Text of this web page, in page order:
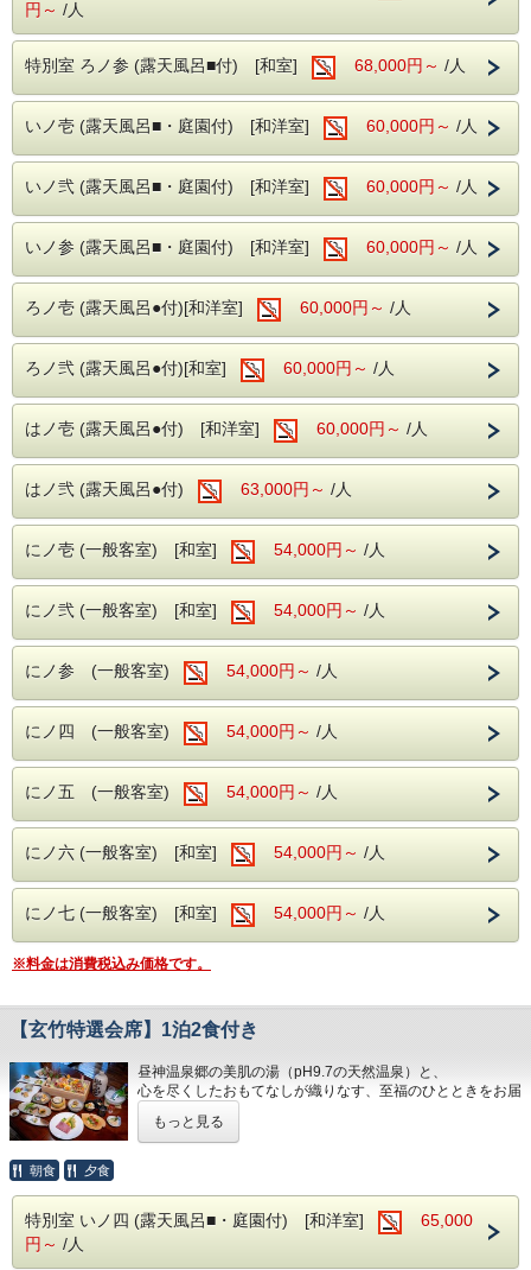
※仕入れ状況により、お料理内容が一部変更となる場合がご
ざいます。あらかじめご了承ください。
ご宿泊では、昼神温泉郷の天然温泉「美肌の湯」（pH9.7）
もお楽しみいただけます。
客室「い棟・ろ棟・は棟」には専用露天風呂を備え、ゆった
りとした時間をお過ごしいただけます。「に棟」はシャワ
ー・バス付の一般客室となり、大浴場にて昼神温泉をご満喫
いただけます。
ご夕食・ご朝食ともにお食事処でご用意いたします。
食事・布団不要の乳児のお子様につきましては、施設使用料
として0歳2,200円を別途頂戴いたします。
【食材アレルギーについて】
ご宿泊当日のお申し出には対応いたしかねますので、ご予約
時に必ずお申し出ください。
※最終チェックインは18:00です。
～ 阿智の渓流に佇む昔懐かしい郷愁の宿 ～
～ こころに思い描くふるさとの情景 ～
～ 古宿で過ごす懐かしく温もりある時間 ～
■玄竹の湯
・ナトリウムイオンを含み、しっとりとした湯上がり
■玄竹での滞在を満喫
・ロビー併設のナイトバーでは、お酒・珈琲・ソフトドリン
ク・アイスクリームを無料でお楽しみいただけます。（セル
フサービス／19:00～24:00）
秋にしか出会えない松茸の香りと、昼神温泉の美肌の湯。季
節の贅沢をぜひ玄竹でお楽しみください。
円～ /人
特別室 ろノ参 (露天風呂■付) [和室] 68,000円～ /人
いノ壱 (露天風呂■・庭園付) [和洋室] 60,000円～ /人
いノ弐 (露天風呂■・庭園付) [和洋室] 60,000円～ /人
いノ参 (露天風呂■・庭園付) [和洋室] 60,000円～ /人
ろノ壱 (露天風呂●付)[和洋室] 60,000円～ /人
ろノ弐 (露天風呂●付)[和室] 60,000円～ /人
はノ壱 (露天風呂●付) [和洋室] 60,000円～ /人
はノ弐 (露天風呂●付) 63,000円～ /人
にノ壱 (一般客室) [和室] 54,000円～ /人
にノ弐 (一般客室) [和室] 54,000円～ /人
にノ参 (一般客室) 54,000円～ /人
にノ四 (一般客室) 54,000円～ /人
にノ五 (一般客室) 54,000円～ /人
にノ六 (一般客室) [和室] 54,000円～ /人
にノ七 (一般客室) [和室] 54,000円～ /人
※料金は消費税込み価格です。
【玄竹特選会席】1泊2食付き
昼神温泉郷の美肌の湯（pH9.7の天然温泉）と、
心を尽くしたおもてなしが織りなす、至福のひとときをお届
本プランでお召し上がりいただくのは、選び抜かれた旬の食
当館総料理長「河田信也」が一品一品に真心を込め、
食材の声に耳を傾けながら丁寧に仕上げた渾身の会席です。
もっと見る
朝食 夕食
特別室 いノ四 (露天風呂■・庭園付) [和洋室]
65,000
円～ /人